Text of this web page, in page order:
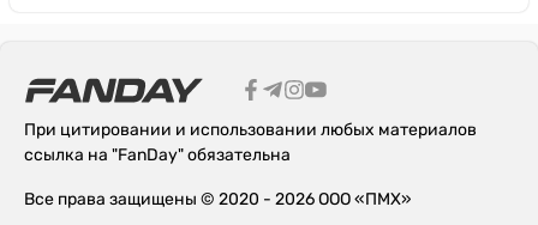
При цитировании и использовании любых материалов
ссылка на "FanDay" обязательна
Все права защищены © 2020 - 2026 ООО «ПМХ»